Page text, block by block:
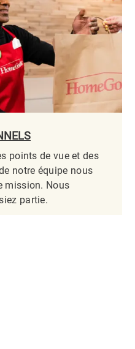
points de vue et des
notre équipe nous
mission. Nous
partie.​​​​​​​